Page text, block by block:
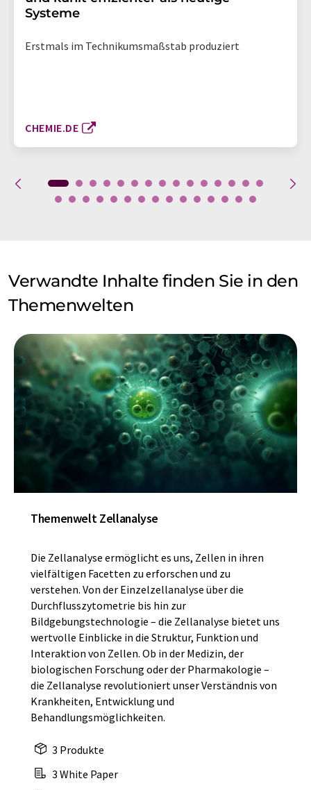
Systeme
Erstmals im Technikumsmaßstab produziert
CHEMIE.DE
Verwandte Inhalte finden Sie in den
Themenwelten
Themenwelt Zellanalyse
Die Zellanalyse ermöglicht es uns, Zellen in ihren
vielfältigen Facetten zu erforschen und zu
verstehen. Von der Einzelzellanalyse über die
Durchflusszytometrie bis hin zur
Bildgebungstechnologie – die Zellanalyse bietet uns
wertvolle Einblicke in die Struktur, Funktion und
Interaktion von Zellen. Ob in der Medizin, der
biologischen Forschung oder der Pharmakologie –
die Zellanalyse revolutioniert unser Verständnis von
Krankheiten, Entwicklung und
Behandlungsmöglichkeiten.
3 Produkte
3 White Paper